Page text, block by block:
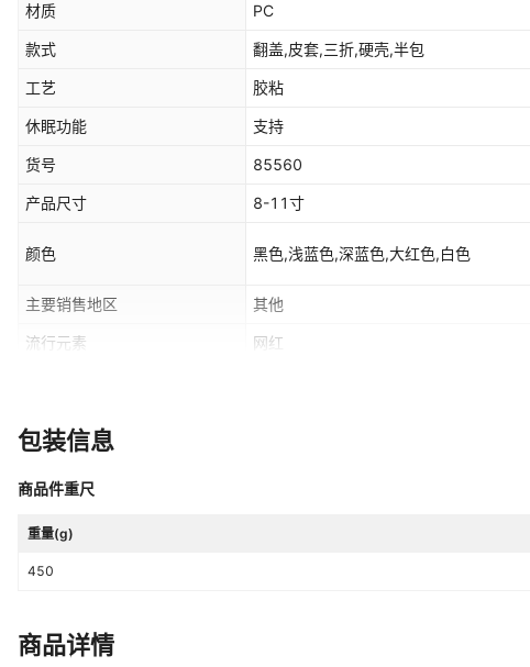
材质 PC
款式 翻盖,皮套,三折,硬壳,半包
工艺 胶粘
休眠功能 支持
货号 85560
产品尺寸 8-11寸
颜色 黑色,浅蓝色,深蓝色,大红色,白色
主要销售地区 其他
流行元素 网红
包装信息
商品件重尺
重量(g)
450
商品详情